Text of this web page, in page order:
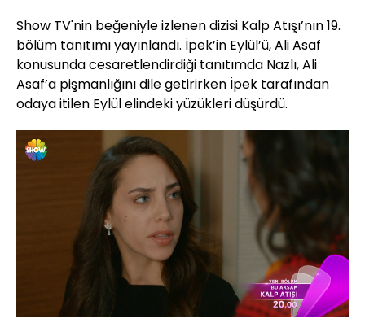
Show TV'nin beğeniyle izlenen dizisi Kalp Atışı’nın 19.
bölüm tanıtımı yayınlandı. İpek’in Eylül’ü, Ali Asaf
konusunda cesaretlendirdiği tanıtımda Nazlı, Ali
Asaf’a pişmanlığını dile getirirken İpek tarafından
odaya itilen Eylül elindeki yüzükleri düşürdü.
Sesi
Aç
720
Yüklendi
73.48%
Oynatma
Hızı